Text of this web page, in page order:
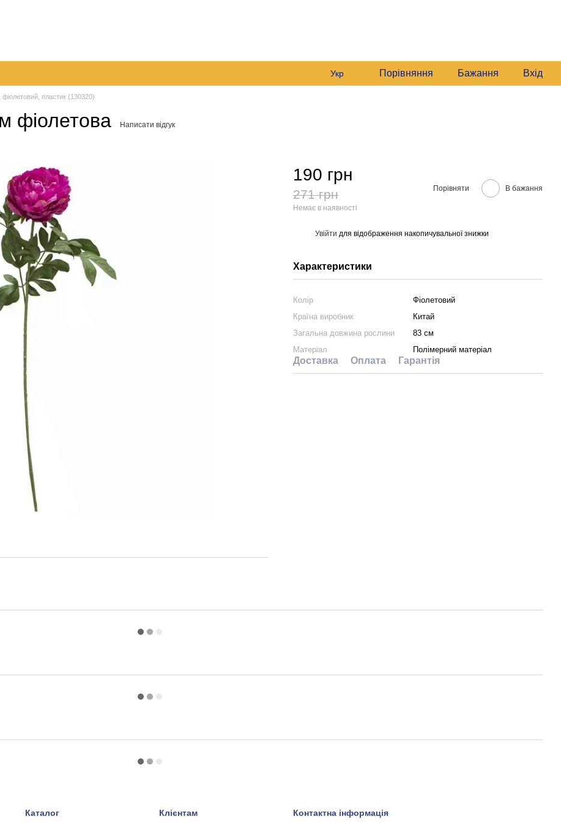
Укр Порівняння Бажання Вхід
фіолетовий, пластик (130320)
фіолетова Написати відгук
190 грн
271 грн
Немає в наявності
Порівняти В бажання
Увійти для відображення накопичувальної знижки
Характеристики
Колір
Фіолетовий
Країна виробник
Китай
Загальна довжина рослини
83 см
Матеріал
Полімерний матеріал
Доставка Оплата Гарантія
Каталог Клієнтам Контактна інформація